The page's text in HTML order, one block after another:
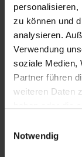
personalisieren,
zu können und
analysieren.
Verwendung
soziale Medien,
Partner führen
weiteren Daten
Notwendig
- Wandseitig mit 6
Abdeckung
hält sehr gut.
Montage:
Mit einen 10mm
danach mit 12mm
ein Gewinde in die